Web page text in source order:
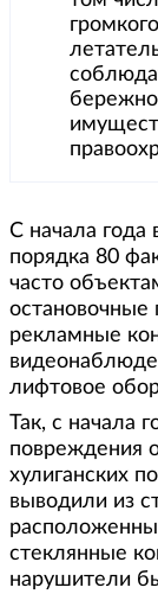
С начала года
порядка 80
часто
остановочные
рекламные
лифтовое
Так, с начала
повреждения
хулиганских
выводили из
стеклянные
нарушители